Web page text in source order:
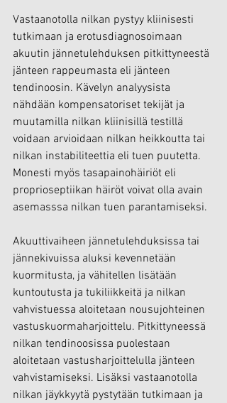
Vastaanotolla nilkan pystyy kliinisesti
tutkimaan ja erotusdiagnosoimaan
akuutin jännetulehduksen pitkittyneestä
jänteen rappeumasta eli jänteen
tendinoosin. Kävelyn analyysista
nähdään kompensatoriset tekijät ja
muutamilla nilkan kliinisillä testillä
voidaan arvioidaan nilkan heikkoutta tai
nilkan instabiliteettia eli tuen puutetta.
Monesti myös tasapainohäiriöt eli
proprioseptiikan häiröt voivat olla avain
asemasssa nilkan tuen parantamiseksi.
Akuuttivaiheen jännetulehduksissa tai
jännekivuissa aluksi kevennetään
kuormitusta, ja vähitellen lisätään
kuntoutusta ja tukiliikkeitä ja nilkan
vahvistuessa aloitetaan nousujohteinen
vastuskuormaharjoittelu. Pitkittyneessä
nilkan tendinoosissa puolestaan
aloitetaan vastusharjoittelulla jänteen
vahvistamiseksi. Lisäksi vastaanotolla
nilkan jäykkyytä pystytään tutkimaan ja